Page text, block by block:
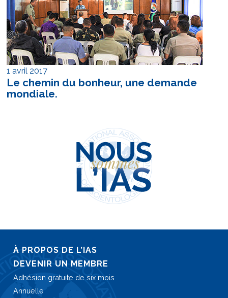
1 avril 2017
Le chemin du bonheur, une demande
mondiale.
À PROPOS DE L’IAS
DEVENIR UN MEMBRE
Adhésion gratuite de six mois
Annuelle